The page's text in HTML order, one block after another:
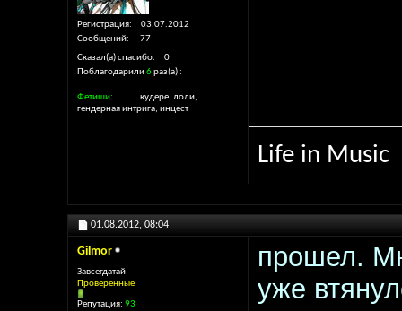
Регистрация
03.07.2012
Сообщений
77
Сказал(а) спасибо
0
Поблагодарили6раз(а)
Фетиши
кудере, лоли,
гендерная интрига, инцест
Life in Music
01.08.2012, 08:04
Gilmor
Завсегдатай
Проверенные
Репутация: 93
прошел.
уже